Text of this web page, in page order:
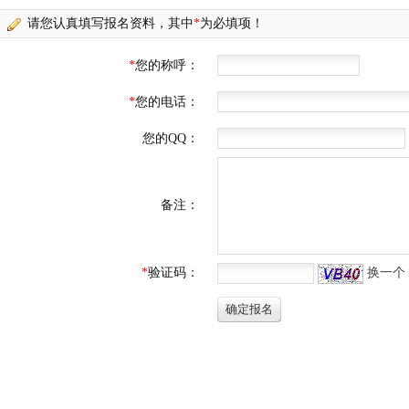
请您认真填写报名资料，其中*为必填项！
*您的称呼：
*您的电话：
您的QQ：
备注：
*验证码： 换一个